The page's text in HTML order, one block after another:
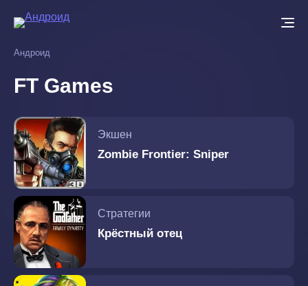
основному
Андроид
FT Games
Экшен
Zombie Frontier: Sniper
Стратегии
Крёстный отец